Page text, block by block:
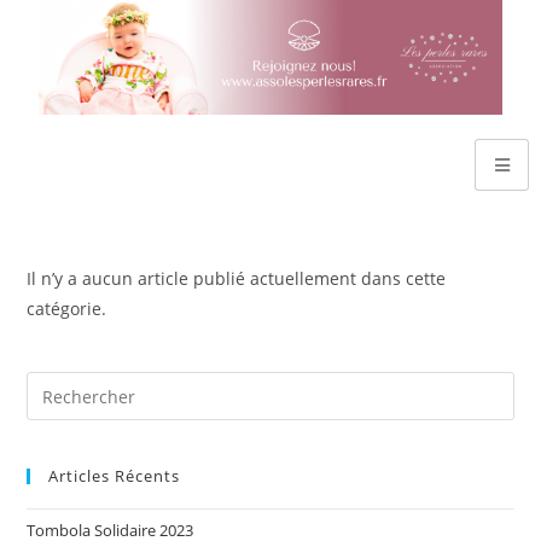
Il n’y a aucun article publié actuellement dans cette
catégorie.
Articles Récents
Tombola Solidaire 2023